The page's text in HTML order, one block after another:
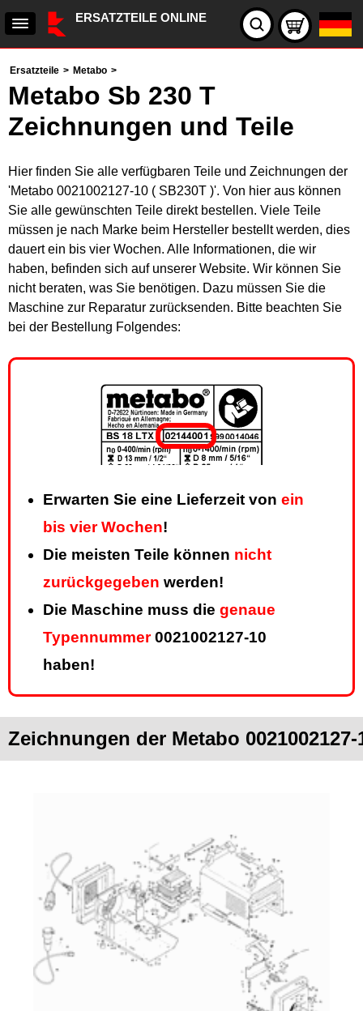
ERSATZTEILE ONLINE
Ersatzteile > Metabo >
Metabo Sb 230 T
Zeichnungen und Teile
Hier finden Sie alle verfügbaren Teile und Zeichnungen der
'Metabo 0021002127-10 ( SB230T )'. Von hier aus können
Sie alle gewünschten Teile direkt bestellen. Viele Teile
müssen je nach Marke beim Hersteller bestellt werden, dies
dauert ein bis vier Wochen. Alle Informationen, die wir
haben, befinden sich auf unserer Website. Wir können Sie
nicht beraten, was Sie benötigen. Dazu müssen Sie die
Maschine zur Reparatur zurücksenden. Bitte beachten Sie
bei der Bestellung Folgendes:
Erwarten Sie eine Lieferzeit von ein
bis vier Wochen!
Die meisten Teile können nicht
zurückgegeben werden!
Die Maschine muss die genaue
Typennummer0021002127-10
haben!
Zeichnungen der Metabo 0021002127-